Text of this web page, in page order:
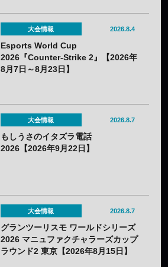
大会情報 2026.8.4
Esports World Cup
2026『Counter-Strike 2』【2026年
8月7日～8月23日】
大会情報 2026.8.7
もしうさのイタズラ電話
2026【2026年9月22日】
大会情報 2026.8.7
グランツーリスモ ワールドシリーズ
2026 マニュファクチャラーズカップ
ラウンド2 東京【2026年8月15日】